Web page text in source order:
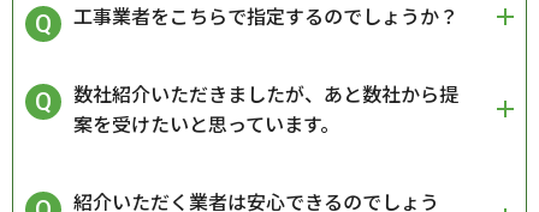
工事業者をこちらで指定するのでしょうか？
数社紹介いただきましたが、あと数社から提
案を受けたいと思っています。
紹介いただく業者は安心できるのでしょう